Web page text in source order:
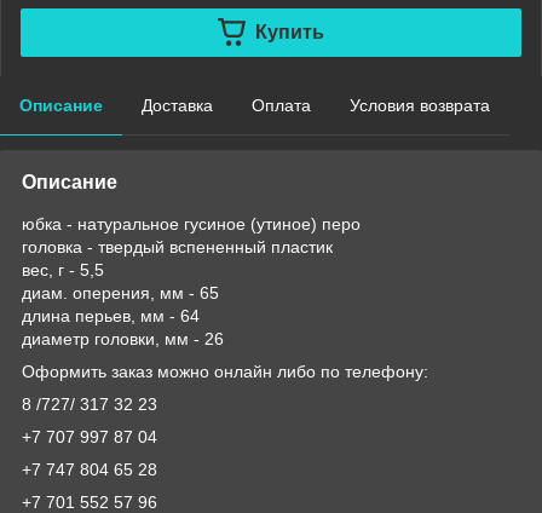
Купить
Описание Доставка Оплата Условия возврата
Описание
юбка - натуральное гусиное (утиное) перо
головка - твердый вспененный пластик
вес, г - 5,5
диам. оперения, мм - 65
длина перьев, мм - 64
диаметр головки, мм - 26
Оформить заказ можно онлайн либо по телефону:
8 /727/ 317 32 23
+7 707 997 87 04
+7 747 804 65 28
+7 701 552 57 96